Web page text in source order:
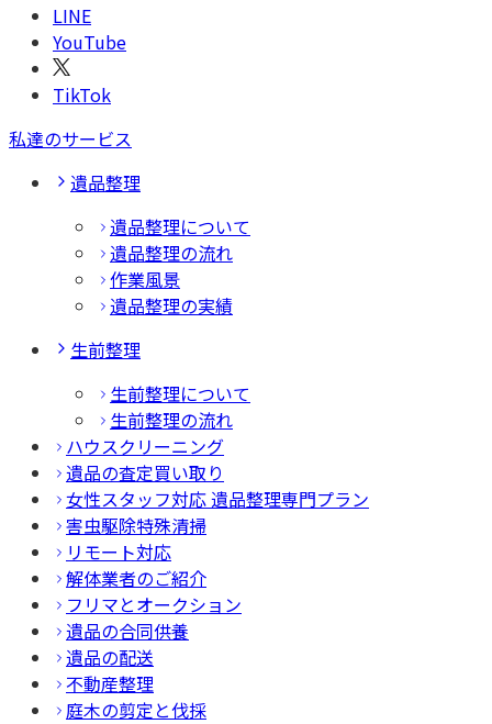
LINE
YouTube
TikTok
私達のサービス
遺品整理
遺品整理について
遺品整理の流れ
作業風景
遺品整理の実績
生前整理
生前整理について
生前整理の流れ
ハウスクリーニング
遺品の査定買い取り
女性スタッフ対応 遺品整理専門プラン
害虫駆除特殊清掃
リモート対応
解体業者のご紹介
フリマとオークション
遺品の合同供養
遺品の配送
不動産整理
庭木の剪定と伐採